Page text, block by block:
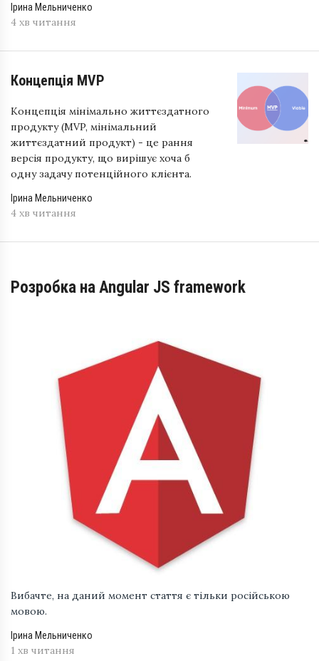
Ірина Мельниченко
4 хв читання
Концепція MVP
Концепція мінімально життєздатного
продукту (MVP, мінімальний
життєздатний продукт) - це рання
версія продукту, що вирішує хоча б
одну задачу потенційного клієнта.
Ірина Мельниченко
4 хв читання
Розробка на Angular JS framework
Вибачте, на даний момент стаття є тільки російською
мовою.
Ірина Мельниченко
1 хв читання